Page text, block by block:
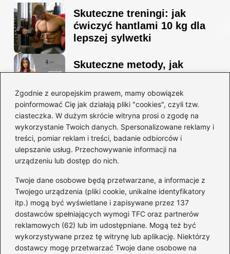
Zgodnie z europejskim prawem, mamy obowiązek
poinformować Cię jak działają pliki "cookies", czyli tzw.
ciasteczka. W dużym skrócie witryna prosi o zgodę na
wykorzystanie Twoich danych. Spersonalizowane reklamy i
treści, pomiar reklam i treści, badanie odbiorców i
ulepszanie usług. Przechowywanie informacji na
urządzeniu lub dostęp do nich.
Twoje dane osobowe będą przetwarzane, a informacje z
Twojego urządzenia (pliki cookie, unikalne identyfikatory
itp.) mogą być wyświetlane i zapisywane przez 137
dostawców spełniających wymogi TFC oraz partnerów
reklamowych (62) lub im udostępniane. Mogą też być
wykorzystywane przez tę witrynę lub aplikację. Niektórzy
dostawcy mogę przetwarzać Twoje dane osobowe na
Skuteczne treningi: jak
ćwiczyć hantlami 10 kg dla
lepszej sylwetki
Skuteczne metody, jak
sylwetkę w zaledwie 90 dni
Idealny garnitur: jak dobrać
go do swojej sylwetki?
Kategorie
Dieta i kalorie(221)
Fitness(236)
Siłownia(101)
Sport(60)